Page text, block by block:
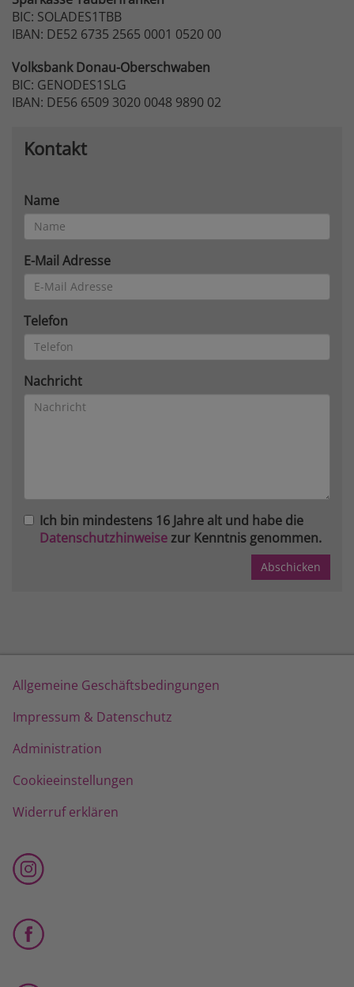
BIC: SOLADES1TBB
IBAN: DE52 6735 2565 0001 0520 00
VolksbankDonau-Oberschwaben
BIC: GENODES1SLG
IBAN: DE56 6509 3020 0048 9890 02
Kontakt
Name
E-Mail Adresse
Telefon
Nachricht
Ich bin mindestens 16 Jahre alt und habe die
Datenschutzhinweisezur Kenntnis genommen.
Allgemeine Geschäftsbedingungen
Impressum & Datenschutz
Administration
Cookieeinstellungen
Widerruf erklären